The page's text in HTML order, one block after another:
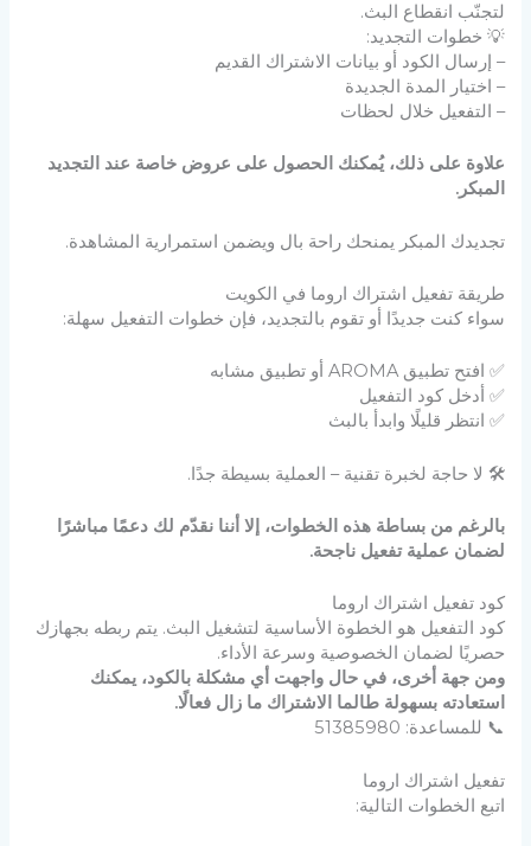
لتجنّب انقطاع البث.
💡 خطوات التجديد:
– إرسال الكود أو بيانات الاشتراك القديم
– اختيار المدة الجديدة
– التفعيل خلال لحظات
علاوة على ذلك، يُمكنك الحصول على عروض خاصة عند التجديد
المبكر.
تجديدك المبكر يمنحك راحة بال ويضمن استمرارية المشاهدة.
طريقة تفعيل اشتراك اروما في الكويت
سواء كنت جديدًا أو تقوم بالتجديد، فإن خطوات التفعيل سهلة:
✅ افتح تطبيق AROMA أو تطبيق مشابه
✅ أدخل كود التفعيل
✅ انتظر قليلًا وابدأ بالبث
🛠 لا حاجة لخبرة تقنية – العملية بسيطة جدًا.
بالرغم من بساطة هذه الخطوات، إلا أننا نقدّم لك دعمًا مباشرًا
لضمان عملية تفعيل ناجحة.
كود تفعيل اشتراك اروما
كود التفعيل هو الخطوة الأساسية لتشغيل البث. يتم ربطه بجهازك
حصريًا لضمان الخصوصية وسرعة الأداء.
ومن جهة أخرى، في حال واجهت أي مشكلة بالكود، يمكنك
استعادته بسهولة طالما الاشتراك ما زال فعالًا.
📞 للمساعدة: 51385980
تفعيل اشتراك اروما
اتبع الخطوات التالية: